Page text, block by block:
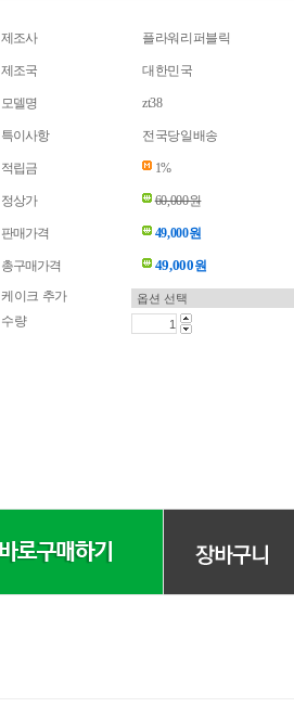
제조사 플라워리퍼블릭
제조국 대한민국
모델명 zt38
특이사항 전국당일배송
적립금 1%
정상가 60,000원
판매가격 49,000원
총구매가격 49,000원
케이크 추가
수량